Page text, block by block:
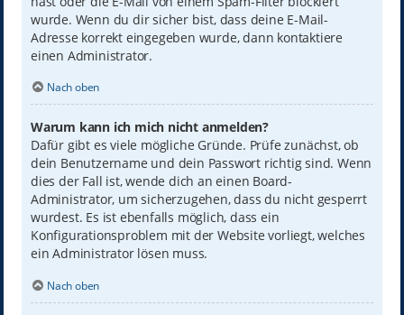
wurde. Wenn du dir sicher bist, dass deine E-Mail-
Adresse korrekt eingegeben wurde, dann kontaktiere
einen Administrator.
Nach oben
Warum kann ich mich nicht anmelden?
Dafür gibt es viele mögliche Gründe. Prüfe zunächst, ob
dein Benutzername und dein Passwort richtig sind. Wenn
dies der Fall ist, wende dich an einen Board-
Administrator, um sicherzugehen, dass du nicht gesperrt
wurdest. Es ist ebenfalls möglich, dass ein
Konfigurationsproblem mit der Website vorliegt, welches
ein Administrator lösen muss.
Nach oben